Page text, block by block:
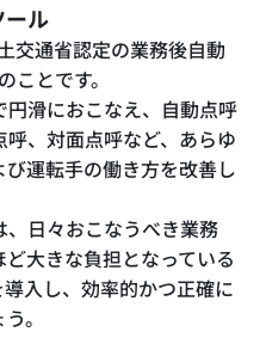
ル
交通省認定の業務後自動
とです。
滑におこなえ、自動点呼
、対面点呼など、あらゆ
運転手の働き方を改善し
日々おこなうべき業務
大きな負担となっている
入し、効率的かつ正確に
。